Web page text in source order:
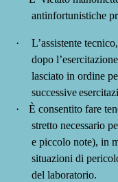
antinfortunistiche
·
L’assistente
dopo
lasciato in ordine
successive
·
È consentito fare
stretto necessario
e piccolo note), in
situazioni di
del laboratorio.